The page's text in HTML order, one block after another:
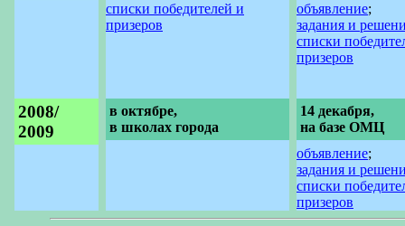
списки победителей и
призеров
объявление;
задания и
списки
призеров
2008/
2009
в октябре,
в школах города
14 декабря,
на базе ОМЦ
объявление;
задания и
списки
призеров